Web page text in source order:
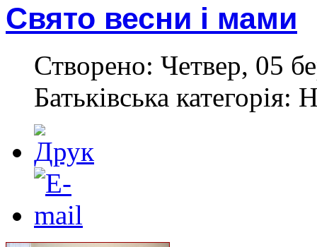
Свято весни і мами
Створено: Четвер, 05
Батьківська категорія: